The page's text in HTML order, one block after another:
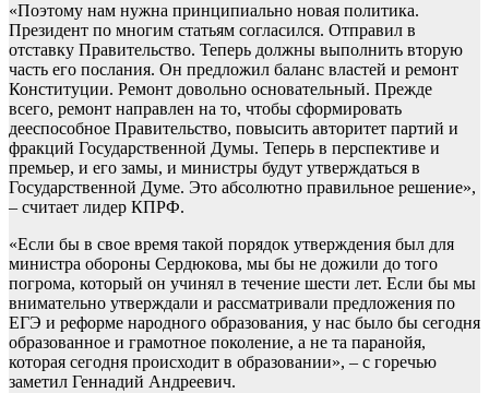
«Поэтому нам нужна принципиально новая политика.
Президент по многим статьям согласился. Отправил в
отставку Правительство. Теперь должны выполнить вторую
часть его послания. Он предложил баланс властей и ремонт
Конституции. Ремонт довольно основательный. Прежде
всего, ремонт направлен на то, чтобы сформировать
дееспособное Правительство, повысить авторитет партий и
фракций Государственной Думы. Теперь в перспективе и
премьер, и его замы, и министры будут утверждаться в
Государственной Думе. Это абсолютно правильное решение»,
– считает лидер КПРФ.
«Если бы в свое время такой порядок утверждения был для
министра обороны Сердюкова, мы бы не дожили до того
погрома, который он учинял в течение шести лет. Если бы мы
внимательно утверждали и рассматривали предложения по
ЕГЭ и реформе народного образования, у нас было бы сегодня
образованное и грамотное поколение, а не та паранойя,
которая сегодня происходит в образовании», – с горечью
заметил Геннадий Андреевич.